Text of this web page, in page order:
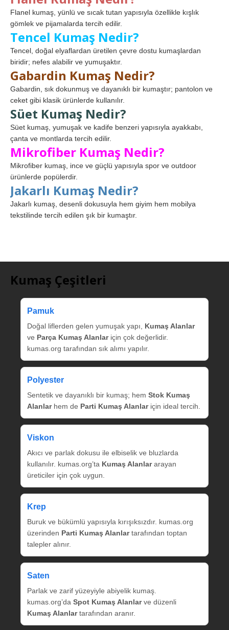
Flanel kumaş, yünlü ve sıcak tutan yapısıyla özellikle kışlık
gömlek ve pijamalarda tercih edilir.
Tencel Kumaş Nedir?
Tencel, doğal elyaflardan üretilen çevre dostu kumaşlardan
biridir; nefes alabilir ve yumuşaktır.
Gabardin Kumaş Nedir?
Gabardin, sık dokunmuş ve dayanıklı bir kumaştır; pantolon ve
ceket gibi klasik ürünlerde kullanılır.
Süet Kumaş Nedir?
Süet kumaş, yumuşak ve kadife benzeri yapısıyla ayakkabı,
çanta ve montlarda tercih edilir.
Mikrofiber Kumaş Nedir?
Mikrofiber kumaş, ince ve güçlü yapısıyla spor ve outdoor
ürünlerde popülerdir.
Jakarlı Kumaş Nedir?
Jakarlı kumaş, desenli dokusuyla hem giyim hem mobilya
tekstilinde tercih edilen şık bir kumaştır.
Kumaş Çeşitleri
Pamuk
Doğal liflerden gelen yumuşak yapı, Kumaş Alanlar
ve Parça Kumaş Alanlariçin çok değerlidir.
kumas.org tarafından sık alımı yapılır.
Polyester
Sentetik ve dayanıklı bir kumaş; hem Stok Kumaş
Alanlarhem de Parti Kumaş Alanlariçin ideal tercih.
Viskon
Akıcı ve parlak dokusu ile elbiselik ve bluzlarda
kullanılır. kumas.org’ta Kumaş Alanlararayan
üreticiler için çok uygun.
Krep
Buruk ve bükümlü yapısıyla kırışıksızdır. kumas.org
üzerinden Parti Kumaş Alanlartarafından toptan
talepler alınır.
Saten
Parlak ve zarif yüzeyiyle abiyelik kumaş.
kumas.org’da Spot Kumaş Alanlarve düzenli
Kumaş Alanlartarafından aranır.